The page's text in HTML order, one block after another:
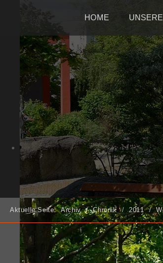
HOME
Aktuelle Seite:Archiv Chronik 2011